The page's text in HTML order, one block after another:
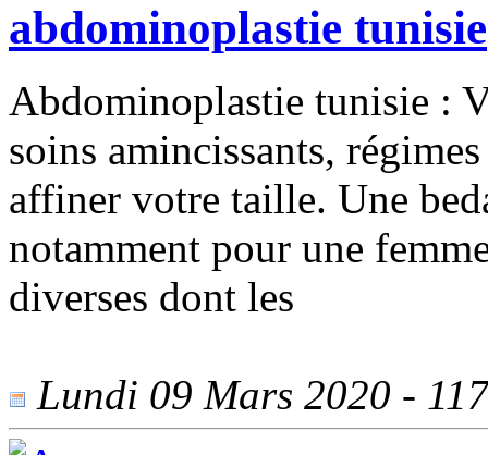
abdominoplastie tunisie
Abdominoplastie tunisie :
soins amincissants,
affiner votre taille. Une
notamment pour une
diverses dont les
Lundi 09 Mars 2020 -